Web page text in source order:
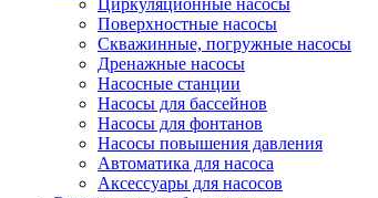
Циркуляционные насосы
Поверхностные насосы
Скважинные, погружные насосы
Дренажные насосы
Насосные станции
Насосы для бассейнов
Насосы для фонтанов
Насосы повышения давления
Автоматика для насоса
Аксессуары для насосов